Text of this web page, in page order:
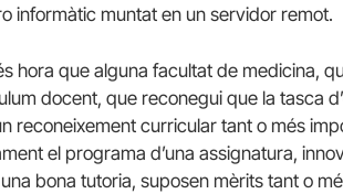
informàtic muntat en un servidor remot.
hora que alguna facultat de medicina,
docent, que reconegui que la tasca
reconeixement curricular tant o més
el programa d’una assignatura,
bona tutoria, suposen mèrits tant o